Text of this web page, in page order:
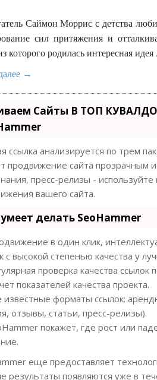
Саймон Моррис с детства
сил притяжения и
которого родилась интересная
→
Сайты В ТОП
ссылка анализируется по трем
продвижение сайта прозрачным
пресс-релизы -
вашего сайта.
делать SeoHammer
в один клик,
с высокой степенью качества у
проверка качества
показателей качества проекта.
форматы ссылок:
отзывы, статьи, пресс-релизы).
покажет, где рост или
еще предоставляет
результаты появляются уже в